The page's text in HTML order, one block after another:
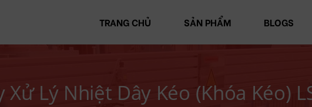
TRANG CHỦ SẢN PHẨM BLOGS
Xử Lý Nhiệt Dây Kéo (Khóa Kéo)